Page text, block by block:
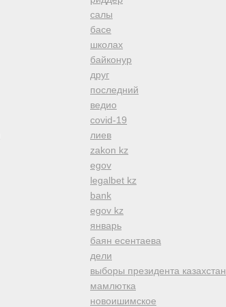
салы
басе
школах
байконур
друг
последний
ведио
covid-19
лиев
zakon kz
egov
legalbet kz
bank
egov kz
январь
баян есентаева
дели
выборы президента казахстан
мамлютка
новоишимское